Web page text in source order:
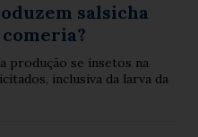
salsicha
produção se insetos na
inclusiva da larva da